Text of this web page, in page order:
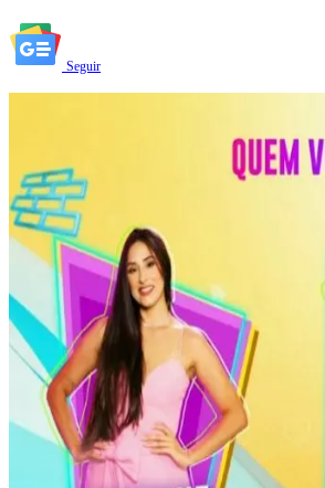
Seguir